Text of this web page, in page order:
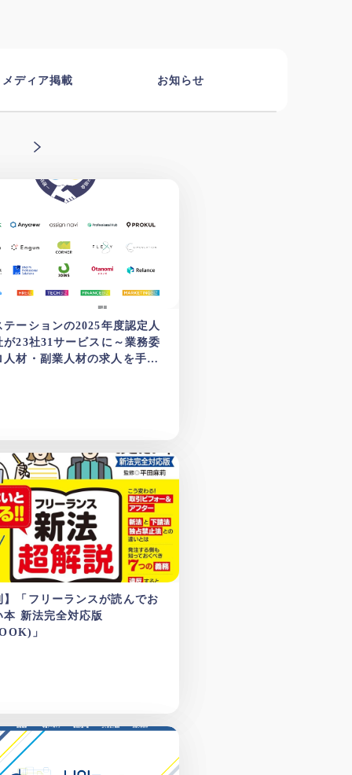
メディア掲載 お知らせ
テーションの2025年度認定人
が23社31サービスに～業務委
人材・副業人材の求人を手厚
】「フリーランスが読んでお
本 新法完全対応版
」